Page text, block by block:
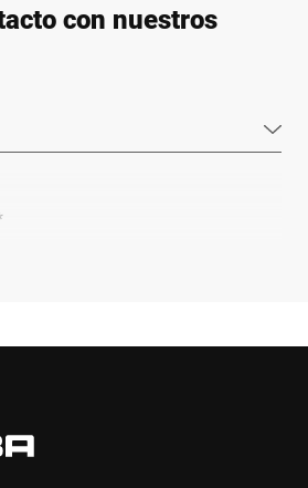
con nuestros